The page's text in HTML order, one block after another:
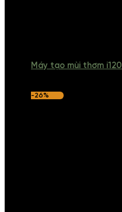
Máy tạo mùi thơm i120
-26%